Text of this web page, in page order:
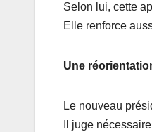
Selon lui, cette
Elle renforce
Une
Le nouveau
Il juge